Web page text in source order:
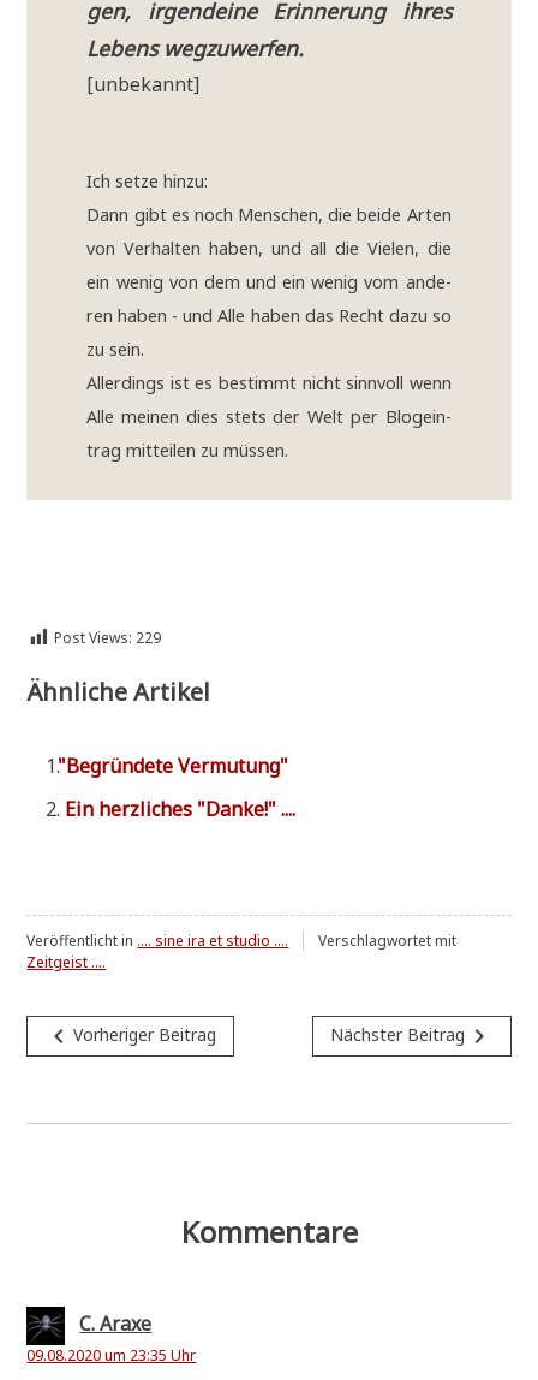
gen, irgend­ei­ne Erin­ne­rung ihres
Lebens wegzuwerfen.
[unbe­kannt]
Ich set­ze hinzu:
Dann gibt es noch Men­schen, die bei­de Arten
von Ver­hal­ten haben, und all die Vie­len, die
ein wenig von dem und ein wenig vom ande­
ren haben - und Alle haben das Recht dazu so
zu sein.
Aller­dings ist es bestimmt nicht sinn­voll wenn
Alle mei­nen dies stets der Welt per Blog­ein­
trag mit­tei­len zu müs­sen.
Post Views: 229
Ähnliche Artikel
"Begrün­de­te Vermutung"
Ein herz­li­ches "Dan­ke!" ....
Veröffentlicht in .... sine ira et studio ....
Verschlagwortet mit
Zeitgeist ....
Beitragsnavigation
navigate_beforeVorheriger Beitrag Nächster Beitrag navigate_next
Kommentare
C. Araxe
09.08.2020 um 23:35 Uhr